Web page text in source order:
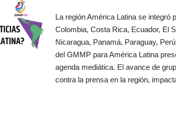
La región América Latina se integró
Colombia, Costa Rica, Ecuador, El
Nicaragua, Panamá, Paraguay,
del GMMP para América Latina
agenda mediática. El avance de
contra la prensa en la región,